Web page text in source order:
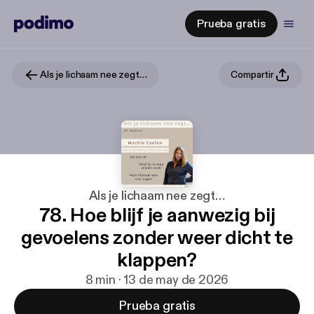
Prueba gratis
Als je lichaam nee zegt… Compartir
Als je lichaam nee zegt…
78. Hoe blijf je aanwezig bij
gevoelens zonder weer dicht te
klappen?
8 min · 13 de may de 2026
Prueba gratis